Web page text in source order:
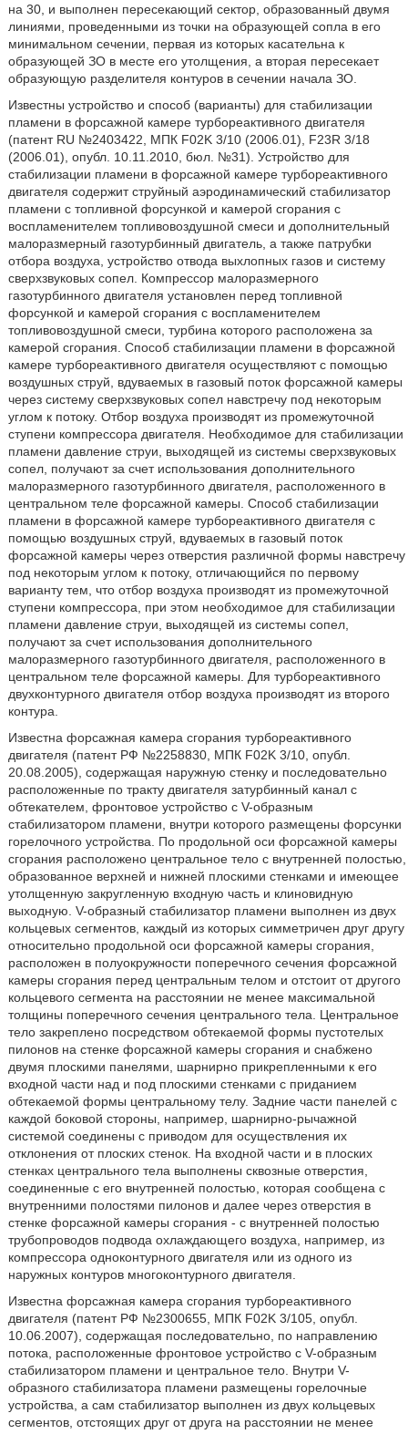
на 30, и выполнен пересекающий сектор, образованный двумя
линиями, проведенными из точки на образующей сопла в его
минимальном сечении, первая из которых касательна к
образующей ЗО в месте его утолщения, а вторая пересекает
образующую разделителя контуров в сечении начала ЗО.
Известны устройство и способ (варианты) для стабилизации
пламени в форсажной камере турбореактивного двигателя
(патент RU №2403422, МПК F02K 3/10 (2006.01), F23R 3/18
(2006.01), опубл. 10.11.2010, бюл. №31). Устройство для
стабилизации пламени в форсажной камере турбореактивного
двигателя содержит струйный аэродинамический стабилизатор
пламени с топливной форсункой и камерой сгорания с
воспламенителем топливовоздушной смеси и дополнительный
малоразмерный газотурбинный двигатель, а также патрубки
отбора воздуха, устройство отвода выхлопных газов и систему
сверхзвуковых сопел. Компрессор малоразмерного
газотурбинного двигателя установлен перед топливной
форсункой и камерой сгорания с воспламенителем
топливовоздушной смеси, турбина которого расположена за
камерой сгорания. Способ стабилизации пламени в форсажной
камере турбореактивного двигателя осуществляют с помощью
воздушных струй, вдуваемых в газовый поток форсажной камеры
через систему сверхзвуковых сопел навстречу под некоторым
углом к потоку. Отбор воздуха производят из промежуточной
ступени компрессора двигателя. Необходимое для стабилизации
пламени давление струи, выходящей из системы сверхзвуковых
сопел, получают за счет использования дополнительного
малоразмерного газотурбинного двигателя, расположенного в
центральном теле форсажной камеры. Способ стабилизации
пламени в форсажной камере турбореактивного двигателя с
помощью воздушных струй, вдуваемых в газовый поток
форсажной камеры через отверстия различной формы навстречу
под некоторым углом к потоку, отличающийся по первому
варианту тем, что отбор воздуха производят из промежуточной
ступени компрессора, при этом необходимое для стабилизации
пламени давление струи, выходящей из системы сопел,
получают за счет использования дополнительного
малоразмерного газотурбинного двигателя, расположенного в
центральном теле форсажной камеры. Для турбореактивного
двухконтурного двигателя отбор воздуха производят из второго
контура.
Известна форсажная камера сгорания турбореактивного
двигателя (патент РФ №2258830, МПК F02K 3/10, опубл.
20.08.2005), содержащая наружную стенку и последовательно
расположенные по тракту двигателя затурбинный канал с
обтекателем, фронтовое устройство с V-образным
стабилизатором пламени, внутри которого размещены форсунки
горелочного устройства. По продольной оси форсажной камеры
сгорания расположено центральное тело с внутренней полостью,
образованное верхней и нижней плоскими стенками и имеющее
утолщенную закругленную входную часть и клиновидную
выходную. V-образный стабилизатор пламени выполнен из двух
кольцевых сегментов, каждый из которых симметричен друг другу
относительно продольной оси форсажной камеры сгорания,
расположен в полуокружности поперечного сечения форсажной
камеры сгорания перед центральным телом и отстоит от другого
кольцевого сегмента на расстоянии не менее максимальной
толщины поперечного сечения центрального тела. Центральное
тело закреплено посредством обтекаемой формы пустотелых
пилонов на стенке форсажной камеры сгорания и снабжено
двумя плоскими панелями, шарнирно прикрепленными к его
входной части над и под плоскими стенками с приданием
обтекаемой формы центральному телу. Задние части панелей с
каждой боковой стороны, например, шарнирно-рычажной
системой соединены с приводом для осуществления их
отклонения от плоских стенок. На входной части и в плоских
стенках центрального тела выполнены сквозные отверстия,
соединенные с его внутренней полостью, которая сообщена с
внутренними полостями пилонов и далее через отверстия в
стенке форсажной камеры сгорания - с внутренней полостью
трубопроводов подвода охлаждающего воздуха, например, из
компрессора одноконтурного двигателя или из одного из
наружных контуров многоконтурного двигателя.
Известна форсажная камера сгорания турбореактивного
двигателя (патент РФ №2300655, МПК F02K 3/105, опубл.
10.06.2007), содержащая последовательно, по направлению
потока, расположенные фронтовое устройство с V-образным
стабилизатором пламени и центральное тело. Внутри V-
образного стабилизатора пламени размещены горелочные
устройства, а сам стабилизатор выполнен из двух кольцевых
сегментов, отстоящих друг от друга на расстоянии не менее